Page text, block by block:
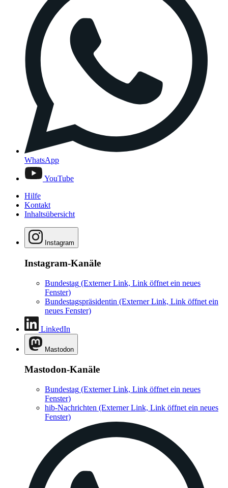
WhatsApp
YouTube
Hilfe
Kontakt
Inhaltsübersicht
Instagram
Instagram-Kanäle
Bundestag (Externer Link, Link öffnet ein neues
Fenster)
Bundestagspräsidentin (Externer Link, Link öffnet ein
neues Fenster)
LinkedIn
Mastodon
Mastodon-Kanäle
Bundestag (Externer Link, Link öffnet ein neues
Fenster)
hib-Nachrichten (Externer Link, Link öffnet ein neues
Fenster)